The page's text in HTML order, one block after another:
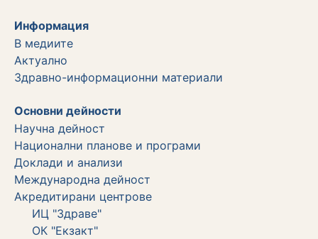
Информация
В медиите
Актуално
Здравно-информационни материали
Основни дейности
Научна дейност
Национални планове и програми
Доклади и анализи
Международна дейност
Акредитирани центрове
ИЦ "Здраве"
ОК "Екзакт"